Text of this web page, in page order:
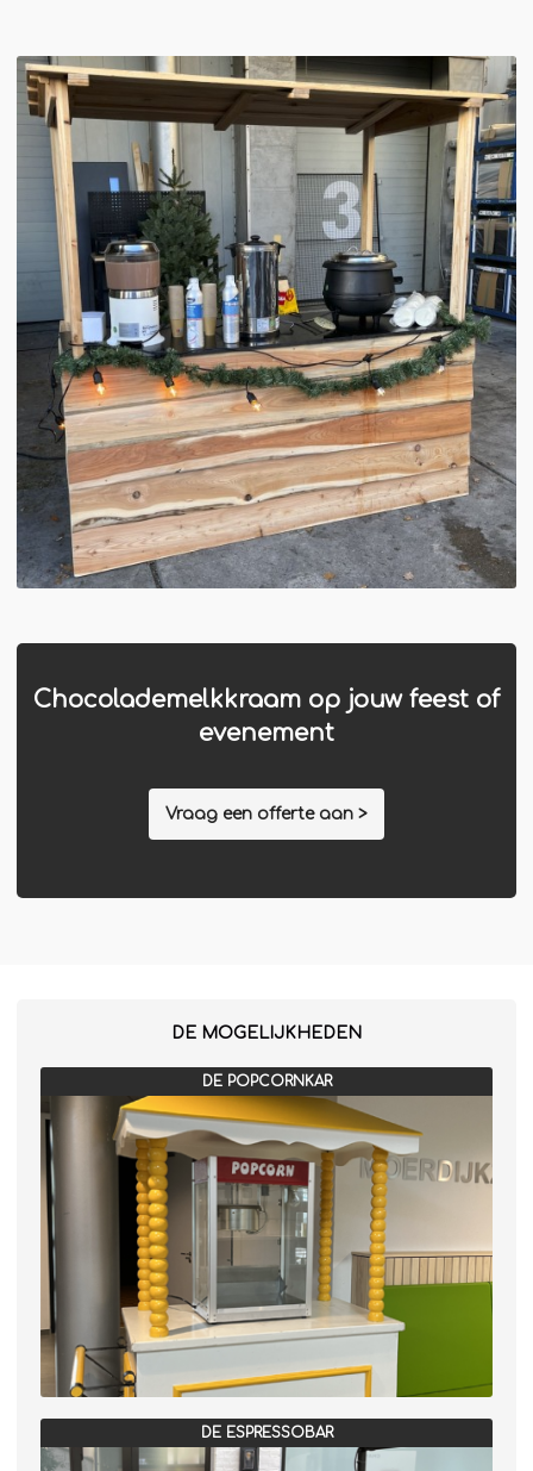
Chocolademelkkraam op jouw feest of
evenement
Vraag een offerte aan >
DE MOGELIJKHEDEN
DE POPCORNKAR
DE ESPRESSOBAR